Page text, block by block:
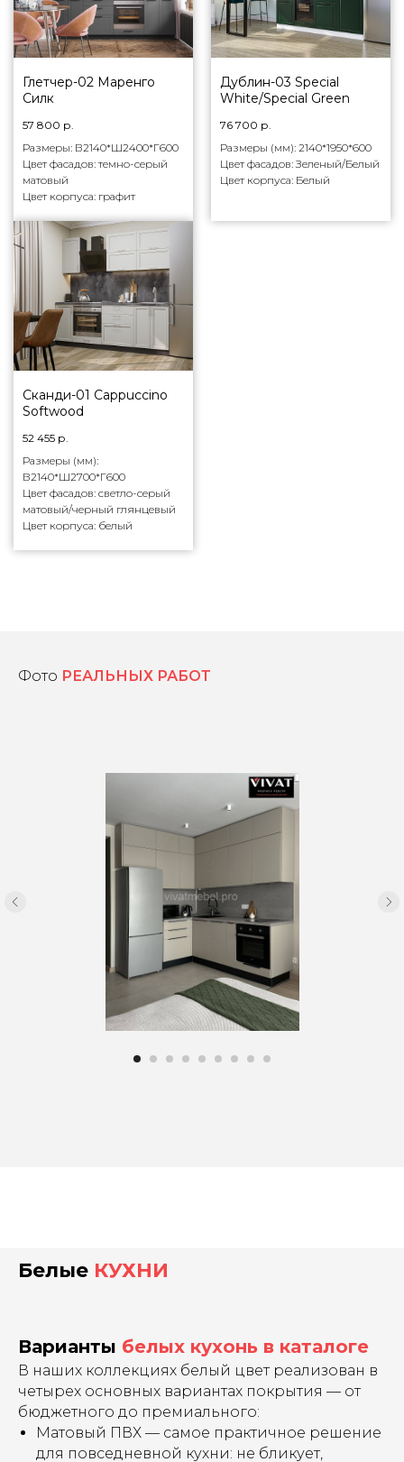
Глетчер-02 Маренго
Силк
57 800 р.
Размеры: В2140*Ш2400*Г600
Цвет фасадов: темно-серый
матовый
Цвет корпуса: графит
Дублин-03 Special
White/Special Green
76 700 р.
Размеры (мм): 2140*1950*600
Цвет фасадов: Зеленый/Белый
Цвет корпуса: Белый
Сканди-01 Cappuccino
Softwood
52 455 р.
Размеры (мм):
В2140*Ш2700*Г600
Цвет фасадов: светло-серый
матовый/черный глянцевый
Цвет корпуса: белый
Фото РЕАЛЬНЫХ РАБОТ
Белые КУХНИ
Варианты белых кухонь в каталоге
В наших коллекциях белый цвет реализован в
четырех основных вариантах покрытия — от
бюджетного до премиального:
Матовый ПВХ — самое практичное решение
для повседневной кухни: не бликует,